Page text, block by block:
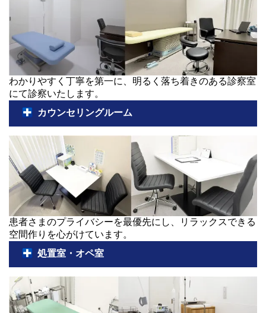
わかりやすく丁寧を第一に、明るく落ち着きのある診察室
にて診察いたします。
カウンセリングルーム
患者さまのプライバシーを最優先にし、リラックスできる
空間作りを心がけています。
処置室・オペ室